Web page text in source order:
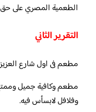
الطعمية المصري على
التقرير الثاني
مطعم فى اول شارع
مطعم وكافية جميل
وفلافل لابسأس فيه.